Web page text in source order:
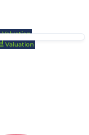
Valuation
Valuation